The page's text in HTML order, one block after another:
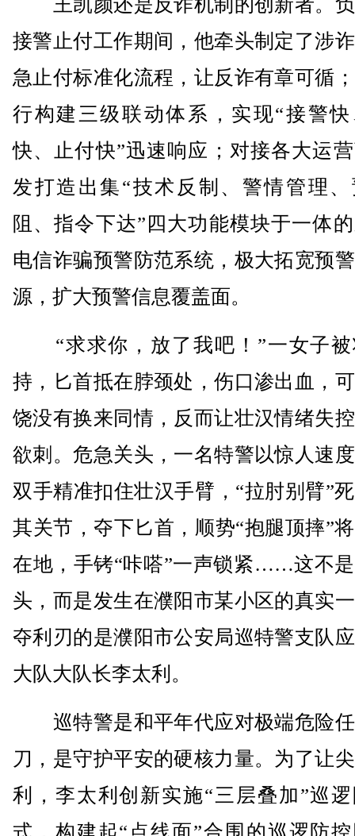
王凯颜还是反诈机制的创新者。
接警止付工作期间，他牵头制定了涉
急止付标准化流程，让反诈有章可循
行构建三级联动体系，实现“接警
快、止付快”迅速响应；对接各大运
发打造出集“技术反制、警情管理
阻、指令下达”四大功能模块于一体
电信诈骗预警防范系统，极大拓宽预
源，扩大预警信息覆盖面。
“求求你，放了我吧！”一女子被
持，匕首抵在脖颈处，伤口渗出血，
饶没有换来同情，反而让壮汉情绪失
欲刺。危急关头，一名特警以惊人速
双手精准扣住壮汉手臂，“拉肘别臂”
其关节，夺下匕首，顺势“抱腿顶摔”
在地，手铐“咔嗒”一声锁紧……这不
头，而是发生在濮阳市某小区的真实
夺利刃的是濮阳市公安局巡特警支队
大队大队长李太利。
巡特警是和平年代应对极端危险
刀，是守护平安的硬核力量。为了让
利，李太利创新实施“三层叠加”巡
式，构建起“点线面”合围的巡逻防